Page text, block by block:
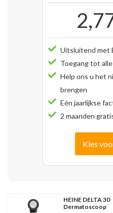
Uitsluitend met
Toegang tot
Help ons u het
brengen
Eén jaarlijkse
2 maanden
Kies
HEINE DELTA 30
Dermatoscoop